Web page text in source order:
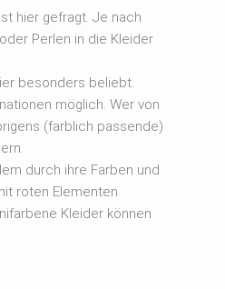
hier gefragt. Je nach
Perlen in die Kleider
besonders beliebt.
möglich. Wer von
(farblich passende)
durch ihre Farben und
roten Elementen
Kleider können